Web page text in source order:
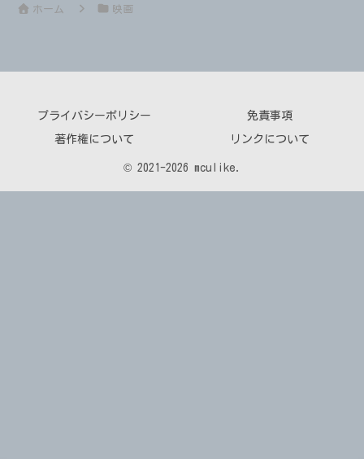
ホーム 映画
プライバシーポリシー 免責事項
著作権について リンクについて
© 2021-2026 mculike.